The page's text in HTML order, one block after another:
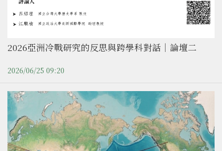
2026亞洲冷戰研究的反思與跨學科對話｜論壇二
2026/06/25 09:20